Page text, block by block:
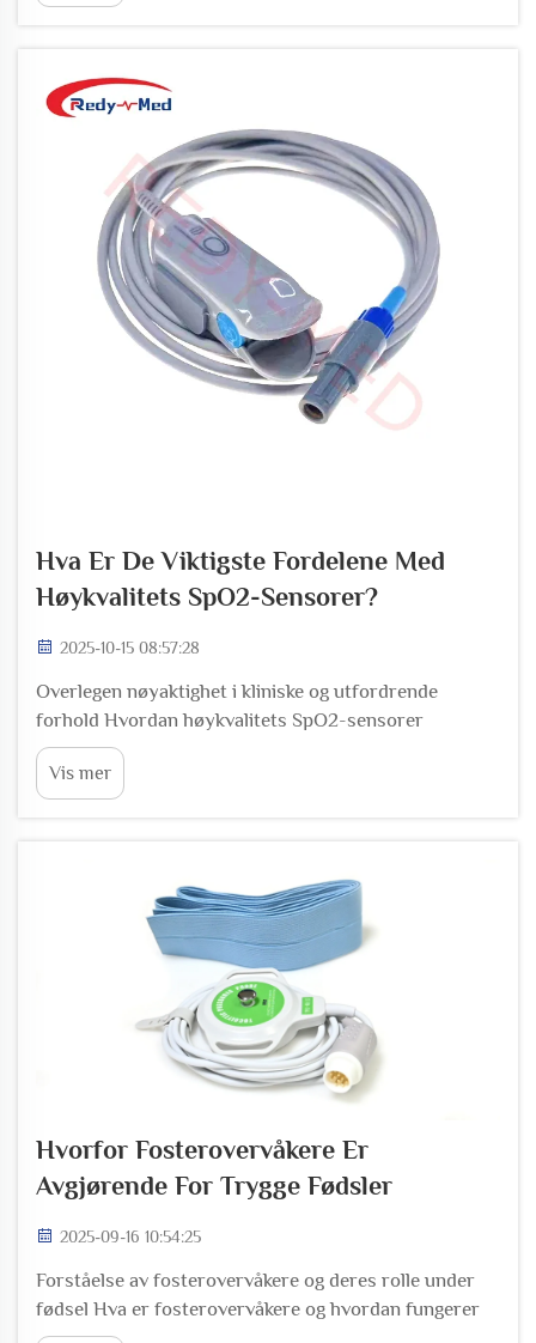
(hypoksi) eller for mye (hyperoksi), kan alvorlige
Hva Er De Viktigste Fordelene Med
Høykvalitets SpO2-Sensorer?
2025-10-15 08:57:28
Overlegen nøyaktighet i kliniske og utfordrende
forhold Hvordan høykvalitets SpO2-sensorer
opprettholder nøyaktighet under standardforhold
Sensorer av toppkvalitet SpO2 treffer typisk rundt 2
% eller mindre feil i laboratorieforhold takket være
Vis mer
Hvorfor Fosterovervåkere Er
Avgjørende For Trygge Fødsler
2025-09-16 10:54:25
Forståelse av fosterovervåkere og deres rolle under
fødsel Hva er fosterovervåkere og hvordan fungerer
de? Under fødsel overvåker fosterovervåkere viktige